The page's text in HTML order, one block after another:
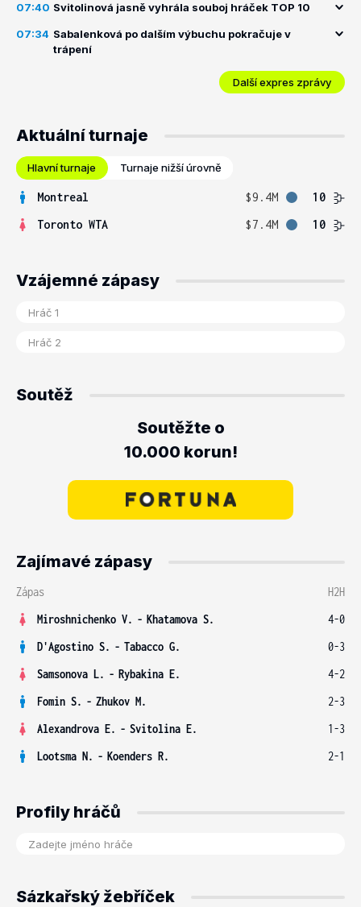
07:40 Svitolinová jasně vyhrála souboj hráček TOP 10
07:34 Sabalenková po dalším výbuchu pokračuje v
trápení
Další expres zprávy
Aktuální turnaje
Hlavní turnaje Turnaje nižší úrovně
Montreal $9.4M
10
Toronto WTA
$7.4M 10
Vzájemné zápasy
Soutěž
Soutěžte o
10.000 korun!
Zajímavé zápasy
Zápas
H2H
Miroshnichenko V. - Khatamova S.
4-0
D'Agostino S. - Tabacco G.
0-3
Samsonova L. - Rybakina E.
4-2
Fomin S. - Zhukov M.
2-3
Alexandrova E. - Svitolina E.
1-3
Lootsma N. - Koenders R. 2-1
Profily hráčů
Sázkařský žebříček